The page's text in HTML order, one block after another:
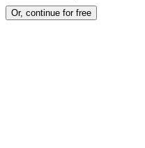
Or, continue for free